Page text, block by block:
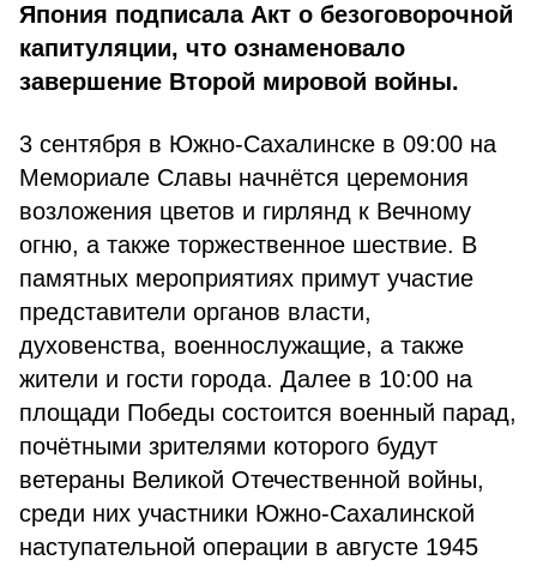
Япония подписала Акт о безоговорочной
капитуляции, что ознаменовало
завершение Второй мировой войны.
3 сентября в Южно-Сахалинске в 09:00 на
Мемориале Славы начнётся церемония
возложения цветов и гирлянд к Вечному
огню, а также торжественное шествие. В
памятных мероприятиях примут участие
представители органов власти,
духовенства, военнослужащие, а также
жители и гости города. Далее в 10:00 на
площади Победы состоится военный парад,
почётными зрителями которого будут
ветераны Великой Отечественной войны,
среди них участники Южно-Сахалинской
наступательной операции в августе 1945